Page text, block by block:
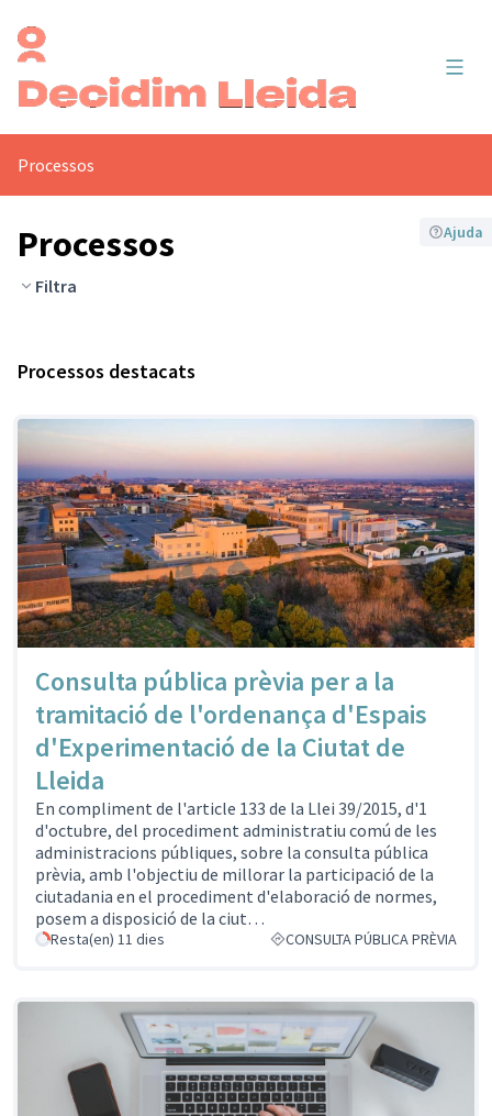
Processos
Processos
Filtra
Ajuda
Processos destacats
Consulta pública prèvia per a la
tramitació de l'ordenança d'Espais
d'Experimentació de la Ciutat de
Lleida
En compliment de l'article 133 de la Llei 39/2015, d'1
d'octubre, del procediment administratiu comú de les
administracions públiques, sobre la consulta pública
prèvia, amb l'objectiu de millorar la participació de la
ciutadania en el procediment d'elaboració de normes,
posem a disposició de la ciut…
Resta(en) 11 dies CONSULTA PÚBLICA PRÈVIA